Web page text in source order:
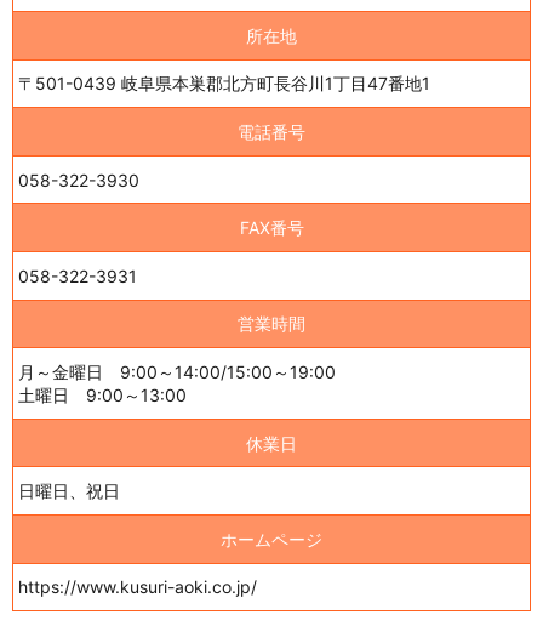
所在地
〒501-0439 岐阜県本巣郡北方町長谷川1丁目47番地1
電話番号
058-322-3930
FAX番号
058-322-3931
営業時間
月～金曜日 9:00～14:00/15:00～19:00
土曜日 9:00～13:00
休業日
日曜日、祝日
ホームページ
https://www.kusuri-aoki.co.jp/